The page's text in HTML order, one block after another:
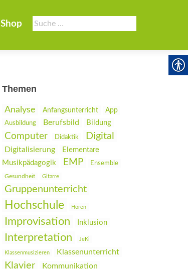
Suche
nach:
Shop
Themen
Analyse Anfangsunterricht
App
Ausbildung
Berufsbild Bildung
Computer Didaktik Digital
Digitalisierung
Elementare
Musikpädagogik
EMP Ensemble
Gesundheit Gitarre
Gruppenunterricht
Hochschule Hören
Improvisation Inklusion
Interpretation JeKi
Klassenmusizieren Klassenunterricht
Klavier Kommunikation